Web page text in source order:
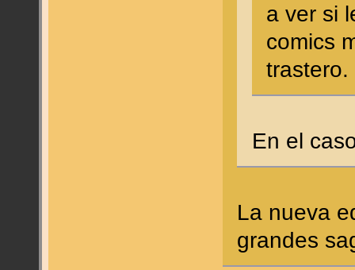
a ver si
comics
trastero.
En el
La nueva
grandes